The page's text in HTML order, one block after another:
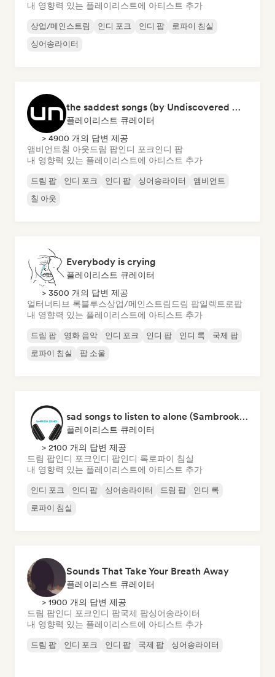
내 영향력 있는 플레이리스트에 아티스트 추가
상업/메인스트림 인디 포크 인디 팝
로파이 침실
싱어송라이터
the saddest songs (by Undiscovered Music)
플레이리스트 큐레이터
> 4900 개의 답변 제공
앰비언트칠 아웃드림 팝인디 포크인디 팝
내 영향력 있는 플레이리스트에 아티스트 추가
드림 팝 인디 포크 인디 팝 싱어송라이터
앰비언트
칠 아웃
Everybody is crying
플레이리스트 큐레이터
> 3500 개의 답변 제공
얼터너티브 록블루스상업/메인스트림 드림 팝일렉트로팝
내 영향력 있는 플레이리스트에 아티스트 추가
드림 팝 영화 음악 인디 포크 인디 팝 인디 록
국제 팝
로파이 침실
팝 소울
sad songs to listen to alone (Sambrook Sounds)
플레이리스트 큐레이터
> 2100 개의 답변 제공
드림 팝인디 포크인디 팝인디 록로파이 침실
내 영향력 있는 플레이리스트에 아티스트 추가
인디 포크 인디 팝 싱어송라이터 드림 팝
인디 록
로파이 침실
Sounds That Take Your Breath Away
플레이리스트 큐레이터
> 1900 개의 답변 제공
드림 팝인디 포크인디 팝국제 팝싱어송라이터
내 영향력 있는 플레이리스트에 아티스트 추가
드림 팝 인디 포크 인디 팝 국제 팝 싱어송라이터